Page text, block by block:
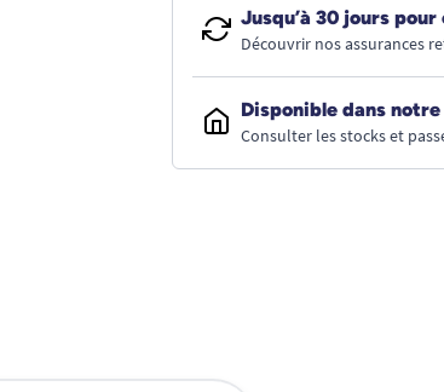
Jusqu’à 30 jours pour
Découvrir nos assurances
Disponible dans
Consulter les stocks et